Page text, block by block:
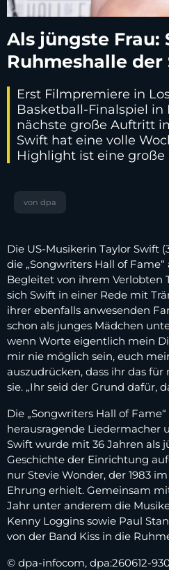
Als jüngste
Ruhmeshalle
Erst Filmpremiere in
Basketball-Finalspiel in
nächste große Auftritt
Swift hat eine volle
Highlight ist eine große
von dpa
Die US-Musikerin Taylor Swift
die „Songwriters Hall of
Begleitet von ihrem Verlobten
sich Swift in einer Rede mit
ihrer ebenfalls anwesenden
schon als junges Mädchen
wenn Worte eigentlich mein
mir nie möglich sein, euch
auszudrücken, dass ihr das
sie. „Ihr seid der Grund dafür,
Die „Songwriters Hall of
herausragende Liedermacher
Swift wurde mit 36 Jahren als
Geschichte der Einrichtung
nur Stevie Wonder, der 1983
Ehrung erhielt. Gemeinsam
Jahr unter anderem die
Kenny Loggins sowie Paul
von der Band Kiss in die
© dpa-infocom, dpa:260612-